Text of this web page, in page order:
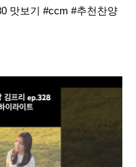
맛보기 #ccm #추천찬양